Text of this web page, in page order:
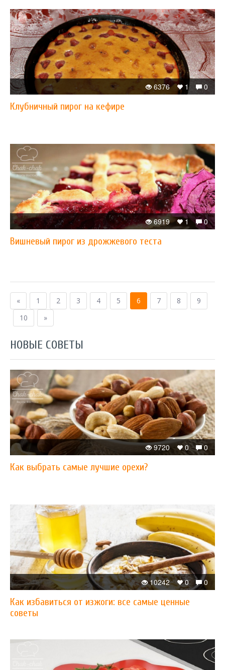
0
1
6376
Клубничный пирог на кефире
0
1
6919
Вишневый пирог из дрожжевого теста
« 1 2 3 4 5 6 7 8
9
10
»
НОВЫЕ СОВЕТЫ
0
0
9720
Как выбрать самые лучшие орехи?
0
0
10242
Как избавиться от изжоги: все самые ценные
советы